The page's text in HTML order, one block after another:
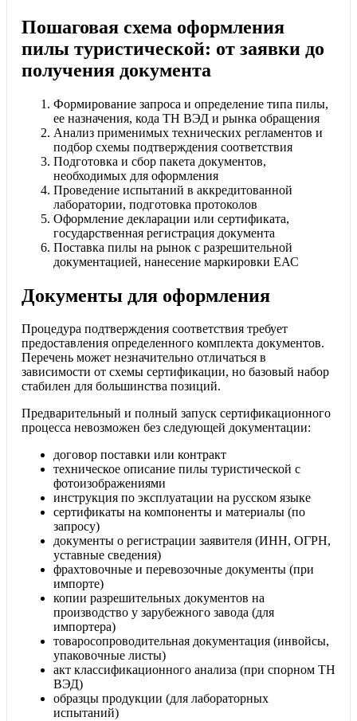
Пошаговая схема оформления
пилы туристической: от заявки до
получения документа
Формирование запроса и определение типа пилы,
ее назначения, кода ТН ВЭД и рынка обращения
Анализ применимых технических регламентов и
подбор схемы подтверждения соответствия
Подготовка и сбор пакета документов,
необходимых для оформления
Проведение испытаний в аккредитованной
лаборатории, подготовка протоколов
Оформление декларации или сертификата,
государственная регистрация документа
Поставка пилы на рынок с разрешительной
документацией, нанесение маркировки ЕАС
Документы для оформления
Процедура подтверждения соответствия требует
предоставления определенного комплекта документов.
Перечень может незначительно отличаться в
зависимости от схемы сертификации, но базовый набор
стабилен для большинства позиций.
Предварительный и полный запуск сертификационного
процесса невозможен без следующей документации:
договор поставки или контракт
техническое описание пилы туристической с
фотоизображениями
инструкция по эксплуатации на русском языке
сертификаты на компоненты и материалы (по
запросу)
документы о регистрации заявителя (ИНН, ОГРН,
уставные сведения)
фрахтовочные и перевозочные документы (при
импорте)
копии разрешительных документов на
производство у зарубежного завода (для
импортера)
товаросопроводительная документация (инвойсы,
упаковочные листы)
акт классификационного анализа (при спорном ТН
ВЭД)
образцы продукции (для лабораторных
испытаний)